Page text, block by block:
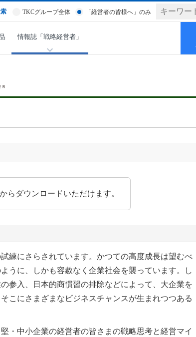
TKCグループ全体 「経営者の皆様へ」のみ
情報誌「戦略経営者」
らダウンロードいただけます。
練にさらされています。かつての高度成長は望むべ
うに、しかも容赦なく企業社会を襲っています。し
参入、日本的商慣習の排除などによって、大企業を
こにさまざまなビジネスチャンスが生まれつつある
・中小企業の経営者の皆さまの戦略思考と経営マイ